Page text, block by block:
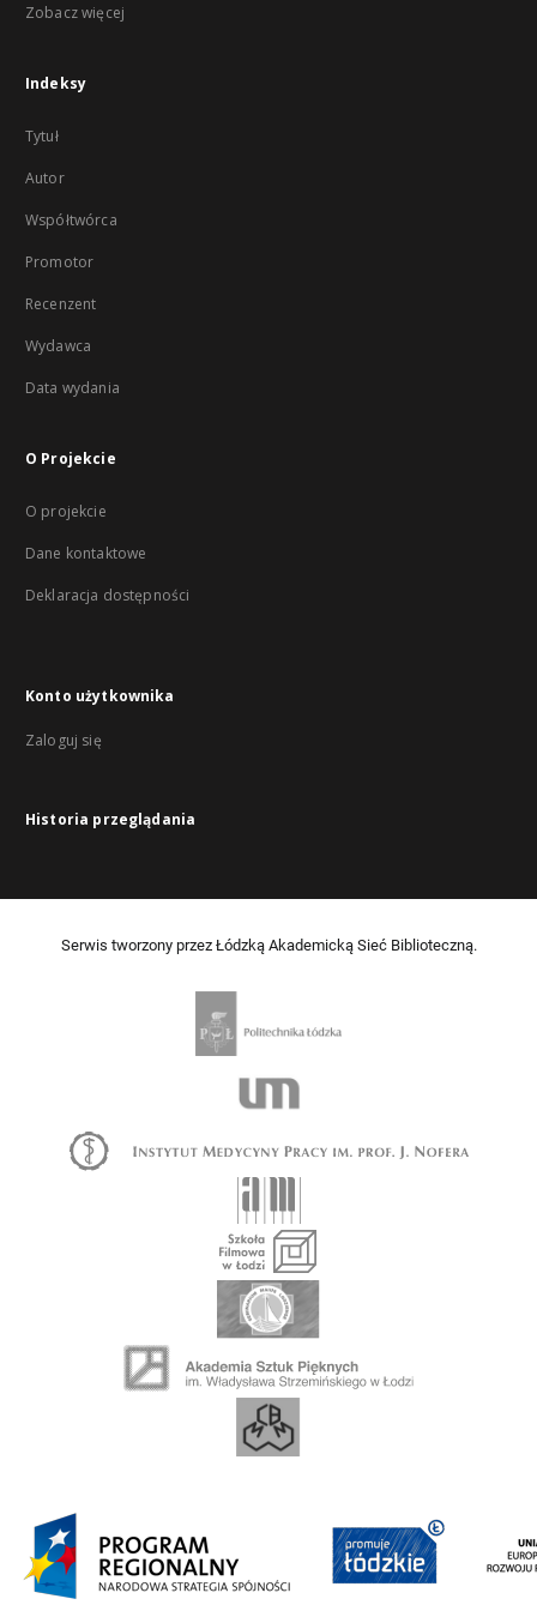
Zobacz więcej
Indeksy
Tytuł
Autor
Współtwórca
Promotor
Recenzent
Wydawca
Data wydania
O Projekcie
O projekcie
Dane kontaktowe
Deklaracja dostępności
Konto użytkownika
Zaloguj się
Historia przeglądania
Serwis tworzony przez Łódzką Akademicką Sieć Biblioteczną.